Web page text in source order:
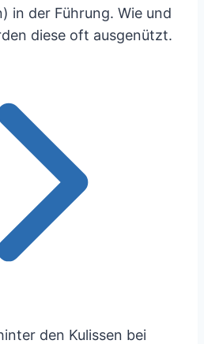
in der Führung. Wie und
diese oft ausgenützt.
den Kulissen bei